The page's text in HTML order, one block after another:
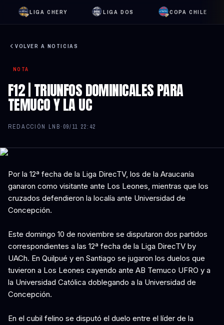
LIGA CHERY LIGA DOS COPA CHILE
VOLVER A NOTICIAS
NOTA
F12 | TRIUNFOS DOMINICALES PARA
TEMUCO Y LA UC
REDACCIÓN LNB· 09/11 22:42
Por la 12ª fecha de la Liga DirecTV, los de la Araucanía
ganaron como visitante ante Los Leones, mientras que los
cruzados defendieron la localía ante Universidad de
Concepción.
Este domingo 10 de noviembre se disputaron dos partidos
correspondientes a las 12ª fecha de la Liga DirecTV by
UACh. En Quilpué y en Santiago se jugaron los duelos que
tuvieron a Los Leones cayendo ante AB Temuco UFRO y a
la Universidad Católica doblegando a la Universidad de
Concepción.
En el cubil felino se disputó el duelo entre el líder de la